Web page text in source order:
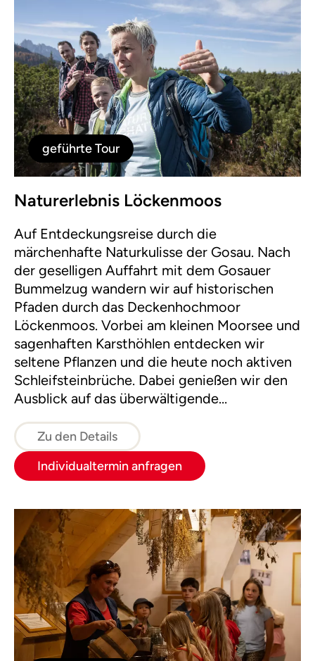
geführte Tour
Naturerlebnis Löckenmoos
Auf Entdeckungsreise durch die
märchenhafte Naturkulisse der Gosau. Nach
der geselligen Auffahrt mit dem Gosauer
Bummelzug wandern wir auf historischen
Pfaden durch das Deckenhochmoor
Löckenmoos. Vorbei am kleinen Moorsee und
sagenhaften Karsthöhlen entdecken wir
seltene Pflanzen und die heute noch aktiven
Schleifsteinbrüche. Dabei genießen wir den
Ausblick auf das überwältigende
Variante führt auch zur Plankensteinalm.
Zu den Details
Individualtermin anfragen